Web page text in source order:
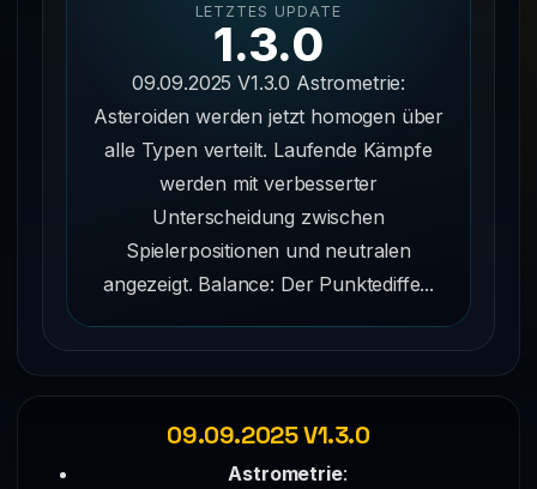
LETZTES UPDATE
1.3.0
09.09.2025 V1.3.0 Astrometrie:
Asteroiden werden jetzt homogen über
alle Typen verteilt. Laufende Kämpfe
werden mit verbesserter
Unterscheidung zwischen
Spielerpositionen und neutralen
angezeigt. Balance: Der Punktediffe...
09.09.2025 V1.3.0
Astrometrie: